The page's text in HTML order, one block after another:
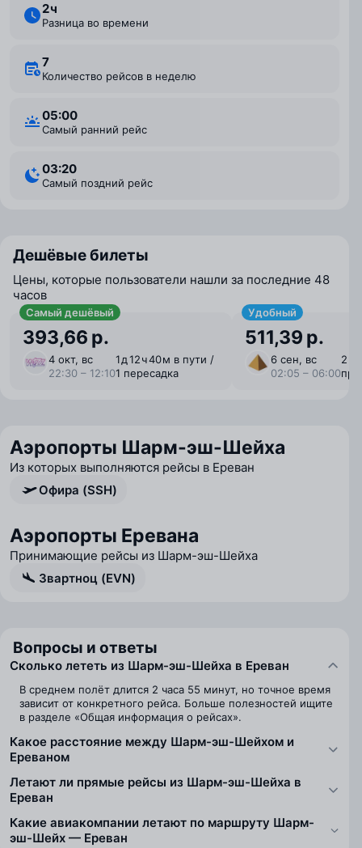
2 ⁠ч
Разница во времени
7
Количество рейсов в неделю
05:00
Самый ранний рейс
03:20
Самый поздний рейс
Дешёвые билеты
Цены, которые пользователи нашли за последние 48
часов
Самый дешёвый
393,66 р.
4 окт, вс
22:30 – 12:10
1 ⁠д 12 ⁠ч 40 ⁠м в пути /
1 пересадка
Удобный
511,39 р.
6 сен, вс
02:05 – 06:00
2 ⁠ч
Аэропорты Шарм-эш-Шейха
Из которых выполняются рейсы в Ереван
Офира (SSH)
Аэропорты Еревана
Принимающие рейсы из Шарм-эш-Шейха
Звартноц (EVN)
Вопросы и ответы
Сколько лететь из Шарм-эш-Шейха в Ереван
В среднем полёт длится 2 часа 55 минут, но точное время
зависит от конкретного рейса. Больше полезностей ищите
в разделе «Общая информация о рейсах».
Какое расстояние между Шарм-эш-Шейхом и
Ереваном
Летают ли прямые рейсы из Шарм-эш-Шейха в
Ереван
Какие авиакомпании летают по маршруту Шарм-
эш-Шейх — Ереван